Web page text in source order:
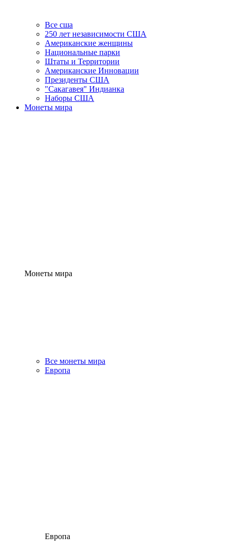
Все сша
250 лет независимости США
Американские женщины
Национальные парки
Штаты и Территории
Американские Инновации
Президенты США
"Сакагавея" Индианка
Наборы США
Монеты мира
Монеты мира
Все монеты мира
Европа
Европа